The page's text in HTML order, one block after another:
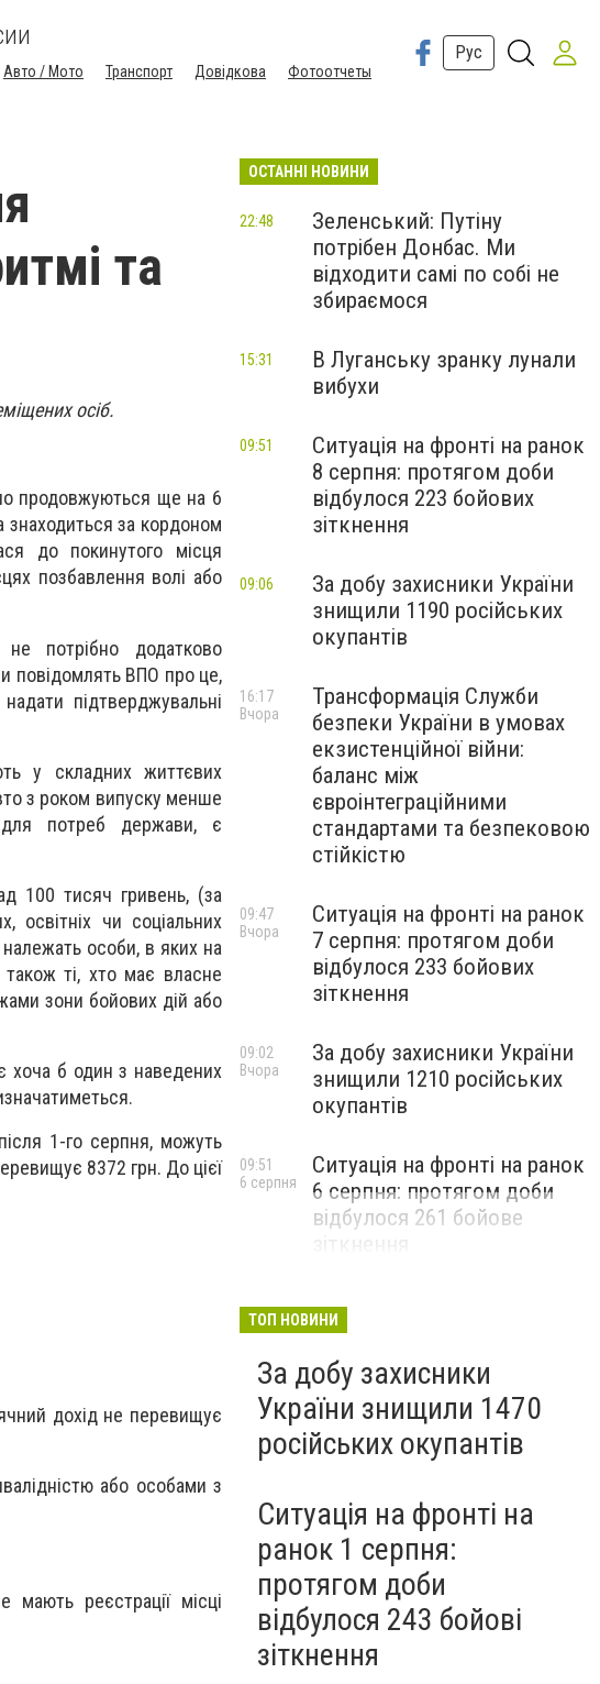
Авто / Мото Транспорт Довідкова Фотоотчеты
Рус
та
осіб.
продовжуються ще на 6
знаходиться за кордоном
до покинутого місця
позбавлення волі або
потрібно додатково
повідомлять ВПО про це,
підтверджувальні
у складних життєвих
з роком випуску менше
для потреб держави, є
100 тисяч гривень, (за
освітніх чи соціальних
належать особи, в яких на
ті, хто має власне
зони бойових дій або
хоча б один з наведених
1-го серпня, можуть
8372 грн. До цієї
дохід не перевищує
або особами з
реєстрації місці
ОСТАННІ НОВИНИ
Зеленський: Путіну
потрібен Донбас. Ми
відходити самі по собі не
збираємося
22:48
В Луганську зранку лунали
вибухи
15:31
Ситуація на фронті на ранок
8 серпня: протягом доби
відбулося 223 бойових
зіткнення
09:51
За добу захисники України
знищили 1190 російських
окупантів
09:06
Трансформація Служби
безпеки України в умовах
екзистенційної війни:
баланс між
євроінтеграційними
стандартами та безпековою
стійкістю
16:17
Вчора
Ситуація на фронті на ранок
7 серпня: протягом доби
відбулося 233 бойових
зіткнення
09:47
Вчора
За добу захисники України
знищили 1210 російських
окупантів
09:02
Вчора
Ситуація на фронті на ранок
6 серпня: протягом доби
відбулося 261 бойове
09:51
6 серпня
ТОП НОВИНИ
За добу захисники
України знищили 1470
російських окупантів
Ситуація на фронті на
ранок 1 серпня:
протягом доби
відбулося 243 бойові
зіткнення